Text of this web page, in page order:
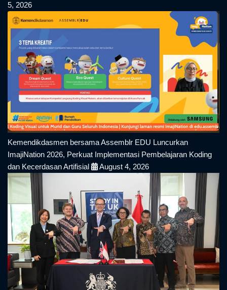
5, 2026
Kemendikdasmen bersama Assemblr EDU Luncurkan
ImajiNation 2026, Perkuat Implementasi Pembelajaran Koding
dan Kecerdasan Artifisial
August 4, 2026